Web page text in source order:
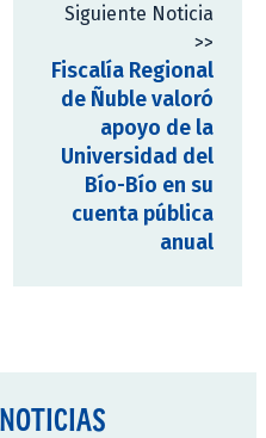
Siguiente Noticia
>>
Fiscalía Regional
de Ñuble valoró
apoyo de la
Universidad del
Bío-Bío en su
cuenta pública
anual